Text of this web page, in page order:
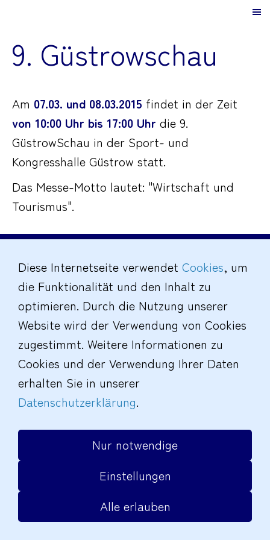
9. Güstrowschau
Am 07.03. und 08.03.2015 findet in der Zeit
von 10:00 Uhr bis 17:00 Uhr die 9.
GüstrowSchau in der Sport- und
Kongresshalle Güstrow statt.
Das Messe-Motto lautet: "Wirtschaft und
Tourismus".
Barrierefreiheit| © Schmoock Design
Diese Internetseite verwendet Cookies, um
die Funktionalität und den Inhalt zu
optimieren. Durch die Nutzung unserer
Website wird der Verwendung von Cookies
zugestimmt. Weitere Informationen zu
Cookies und der Verwendung Ihrer Daten
erhalten Sie in unserer
Datenschutzerklärung.
Nur notwendige
Einstellungen
Alle erlauben